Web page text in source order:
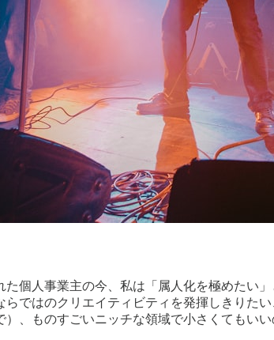
た個人事業主の今、私は「属人化を極めたい
らではのクリエイティビティを発揮しきりた
、ものすごいニッチな領域で小さくてもい